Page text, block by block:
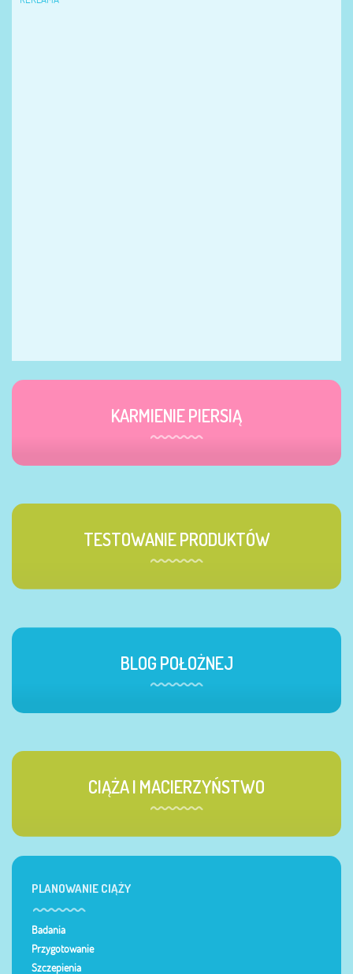
KARMIENIE PIERSIĄ
TESTOWANIE PRODUKTÓW
BLOG POŁOŻNEJ
CIĄŻA I MACIERZYŃSTWO
PLANOWANIE CIĄŻY
Badania
Przygotowanie
Szczepienia